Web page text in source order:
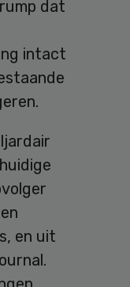
dat
intact
en uit